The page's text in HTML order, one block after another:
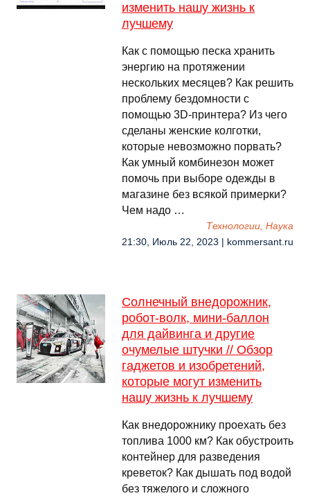
изменить нашу жизнь к
лучшему
Как с помощью песка хранить
энергию на протяжении
нескольких месяцев? Как решить
проблему бездомности с
помощью 3D-принтера? Из чего
сделаны женские колготки,
которые невозможно порвать?
Как умный комбинезон может
помочь при выборе одежды в
магазине без всякой примерки?
Чем надо …
Технологии, Наука
21:30, Июль 22, 2023 | kommersant.ru
Солнечный внедорожник,
робот-волк, мини-баллон
для дайвинга и другие
очумелые штучки // Обзор
гаджетов и изобретений,
которые могут изменить
нашу жизнь к лучшему
Как внедорожнику проехать без
топлива 1000 км? Как обустроить
контейнер для разведения
креветок? Как дышать под водой
без тяжелого и сложного